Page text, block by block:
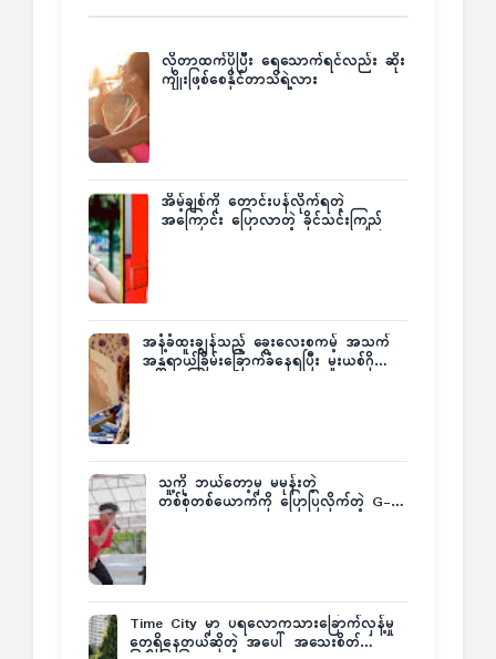
လိုတာထက်ပိုပြီး ရေသောက်ရင်လည်း ဆိုး
ကျိုးဖြစ်စေနိုင်တာသိရဲ့လား
အိမ့်ချစ်ကို တောင်းပန်လိုက်ရတဲ့
အကြောင်း ပြောလာတဲ့ ခိုင်သင်းကြည်
အနံ့ခံထူးချွန်သည့် ခွေးလေးစကမ့် အသက်
အန္တရာယ်ခြိမ်းခြောက်ခံနေရပြီး မူးယစ်ဂိုဏ်း
သူ့ကို ဘယ်တော့မှ မမုန်းတဲ့
တစ်စုံတစ်ယောက်ကို ပြောပြလိုက်တဲ့ G-
Time City မှာ ပရလောကသားခြောက်လှန့်မှု
တွေရှိနေတယ်ဆိုတဲ့ အပေါ် အသေးစိတ်